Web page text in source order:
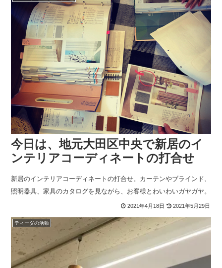
今日は、地元大田区中央で新居のイ
ンテリアコーディネートの打合せ
新居のインテリアコーディネートの打合せ。カーテンやブラインド、
照明器具、家具のカタログを見ながら、お客様とわいわいガヤガヤ。
2021年4月18日 2021年5月29日
ティーダの活動